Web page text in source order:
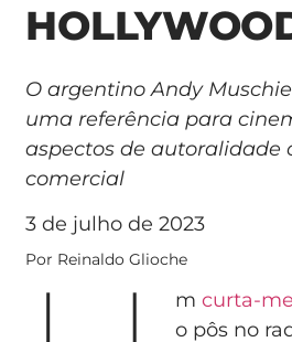
O argentino Andy
uma referência para
aspectos de autoralidade
comercial
3 de julho de 2023
Por Reinaldo Glioche
m curta-
o pôs no